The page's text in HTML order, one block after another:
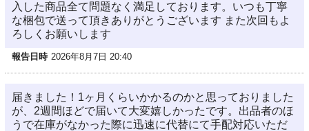
入した商品全て問題なく満足しております。いつも丁寧
な梱包で送って頂きありがとうございます また次回もよ
ろしくお願いします
報告日時 2026年8月7日 20:40
届きました！1ヶ月くらいかかるのかと思っておりました
が、2週間ほどで届いて大変嬉しかったです。出品者のほ
うで在庫がなかった際に迅速に代替にて手配対応いただ